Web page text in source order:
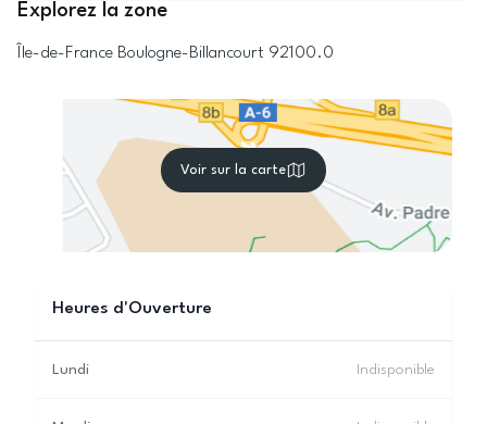
Explorez la zone
Île-de-France Boulogne-Billancourt 92100.0
Voir sur la carte
Heures d'Ouverture
Lundi Indisponible